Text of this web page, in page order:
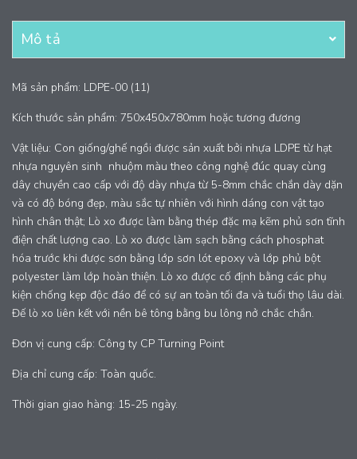
Mô tả
Mã sản phẩm: LDPE-00 (11)
Kích thước sản phẩm: 750x450x780mm hoặc tương đương
Vật liệu: Con giống/ghế ngồi được sản xuất bởi nhựa LDPE từ hạt
nhựa nguyên sinh nhuộm màu theo công nghệ đúc quay cùng
dây chuyền cao cấp với độ dày nhựa từ 5-8mm chắc chắn dày dặn
và có độ bóng đẹp, màu sắc tự nhiên với hình dáng con vật tạo
hình chân thật; Lò xo được làm bằng thép đặc mạ kẽm phủ sơn tĩnh
điện chất lượng cao. Lò xo được làm sạch bằng cách phosphat
hóa trước khi được sơn bằng lớp sơn lót epoxy và lớp phủ bột
polyester làm lớp hoàn thiện. Lò xo được cố định bằng các phụ
kiện chống kẹp độc đáo để có sự an toàn tối đa và tuổi thọ lâu dài.
Đế lò xo liên kết với nền bê tông bằng bu lông nở chắc chắn.
Đơn vị cung cấp: Công ty CP Turning Point
Địa chỉ cung cấp: Toàn quốc.
Thời gian giao hàng: 15-25 ngày.